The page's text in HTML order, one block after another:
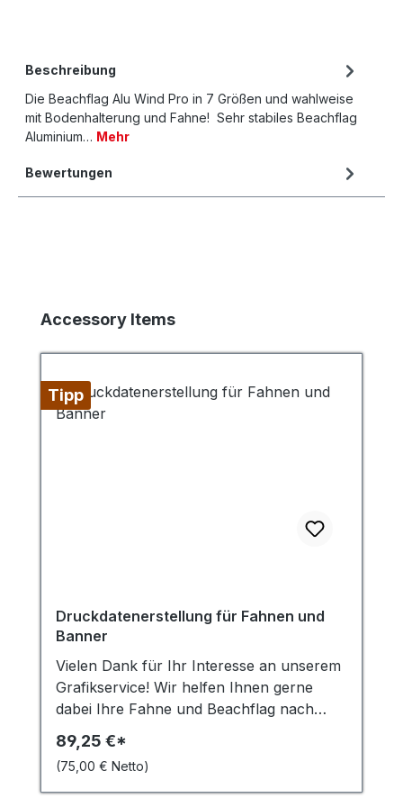
Beschreibung
Die Beachflag Alu Wind Pro in 7 Größen und wahlweise
mit Bodenhalterung und Fahne! Sehr stabiles Beachflag
Aluminium… Mehr
Bewertungen
Produktgalerie überspringen
Accessory Items
Tipp
Druckdatenerstellung für Fahnen und
Banner
Vielen Dank für Ihr Interesse an unserem
Grafikservice! Wir helfen Ihnen gerne
dabei Ihre Fahne und Beachflag nach
Ihren Vorgaben zu entwerfen. Um die
Druckdaten zu erstellen, benötigen wir
von Ihnen folgende Informationen: Ihr
Firmen- oder Vereinslogo als Datei Die
89,25 €*
(75,00 € Netto)